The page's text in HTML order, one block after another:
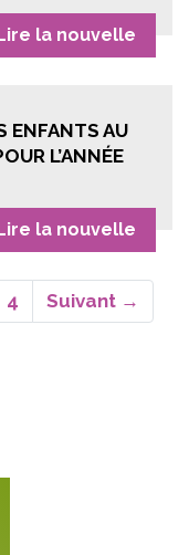
la nouvelle
ENFANTS AU
L’ANNÉE
la nouvelle
4 Suivant →